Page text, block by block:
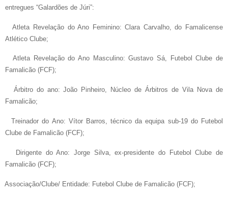
entregues “Galardões de Júri”:
Atleta Revelação do Ano Feminino: Clara Carvalho, do Famalicense
Atlético Clube;
Atleta Revelação do Ano Masculino: Gustavo Sá, Futebol Clube de
Famalicão (FCF);
Árbitro do ano: João Pinheiro, Núcleo de Árbitros de Vila Nova de
Famalicão;
Treinador do Ano: Vítor Barros, técnico da equipa sub-19 do Futebol
Clube de Famalicão (FCF);
Dirigente do Ano: Jorge Silva, ex-presidente do Futebol Clube de
Famalicão (FCF);
Associação/Clube/ Entidade: Futebol Clube de Famalicão (FCF);